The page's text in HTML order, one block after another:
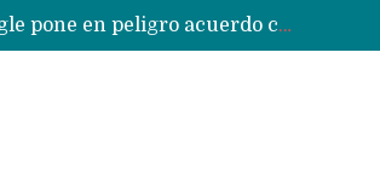
Reestructuración de fondo en área IA de Google pone en peligro acuerdo con Apple y salvataje de Siri
CXMT le dice NO a la venta de sus memorias a Apple y dará prioridad a Huawei y Xiaomi